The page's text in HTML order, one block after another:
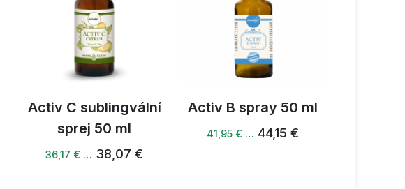
Activ C sublingvální
sprej 50 ml
36,17 € … 38,07 €
Activ B spray 50 ml
41,95 € … 44,15 €